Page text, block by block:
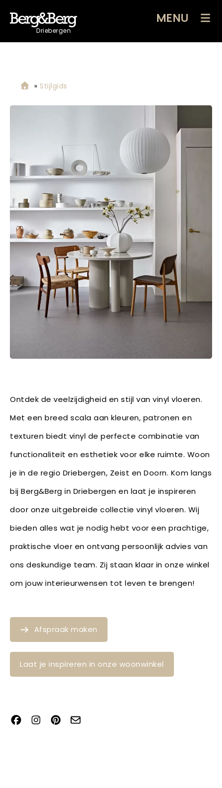
Driebergen
MENU
» Stijlgids
Ontdek de veelzijdigheid en stijl van vinyl vloeren.
Met een breed scala aan kleuren, patronen en
texturen biedt vinyl de perfecte combinatie van
functionaliteit en esthetiek voor elke ruimte. Woon
je in de regio Driebergen, Zeist en Doorn. Kom langs
bij Berg&Berg in Driebergen en laat je inspireren
door onze uitgebreide collectie vinyl vloeren. Wij
bieden alles wat je nodig hebt voor een prachtige,
praktische vloer en ontvang persoonlijk advies van
ons deskundige team. Zij staan klaar in onze winkel
om jouw interieurwensen tot leven te brengen!
Afspraak maken
Laat je inspireren in onze woonwinkel